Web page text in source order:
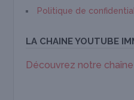
Politique de
LA CHAINE YOUTUBE
Découvrez notre